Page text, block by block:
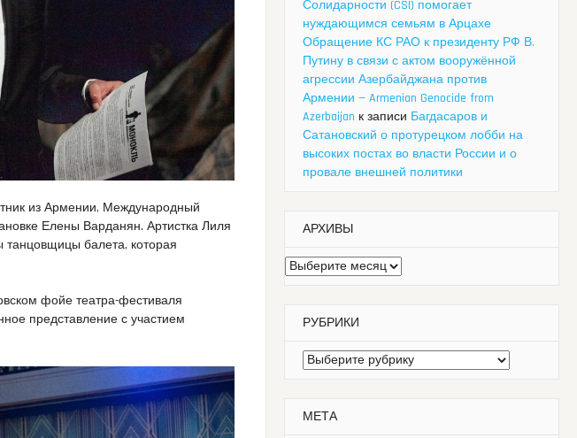
из Армении, Международный
Елены Варданян. Артистка Лиля
танцовщицы балета, которая
фойе театра-фестиваля
представление с участием
Солидарности (CSI) помогает
нуждающимся семьям в Арцахе
Обращение КС РАО к президенту РФ В.
Путину в связи с актом вооружённой
агрессии Азербайджана против
Армении — Armenian Genocide from
Azerbaijan к записи Багдасаров и
Сатановский о протурецком лобби на
высоких постах во власти России и о
провале внешней политики
АРХИВЫ
Архивы
РУБРИКИ
Рубрики
МЕТА